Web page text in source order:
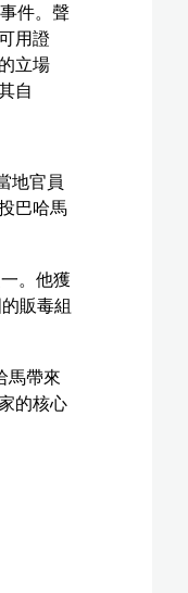
件。聲
用證
立場
自
地官員
巴哈馬
。他獲
販毒組
馬帶來
的核心